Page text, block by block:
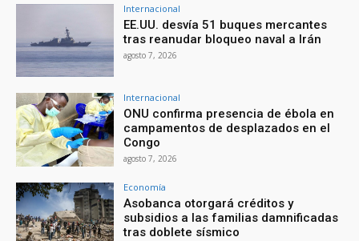
Internacional
EE.UU. desvía 51 buques mercantes
tras reanudar bloqueo naval a Irán
agosto 7, 2026
Internacional
ONU confirma presencia de ébola en
campamentos de desplazados en el
Congo
agosto 7, 2026
Economía
Asobanca otorgará créditos y
subsidios a las familias damnificadas
tras doblete sísmico